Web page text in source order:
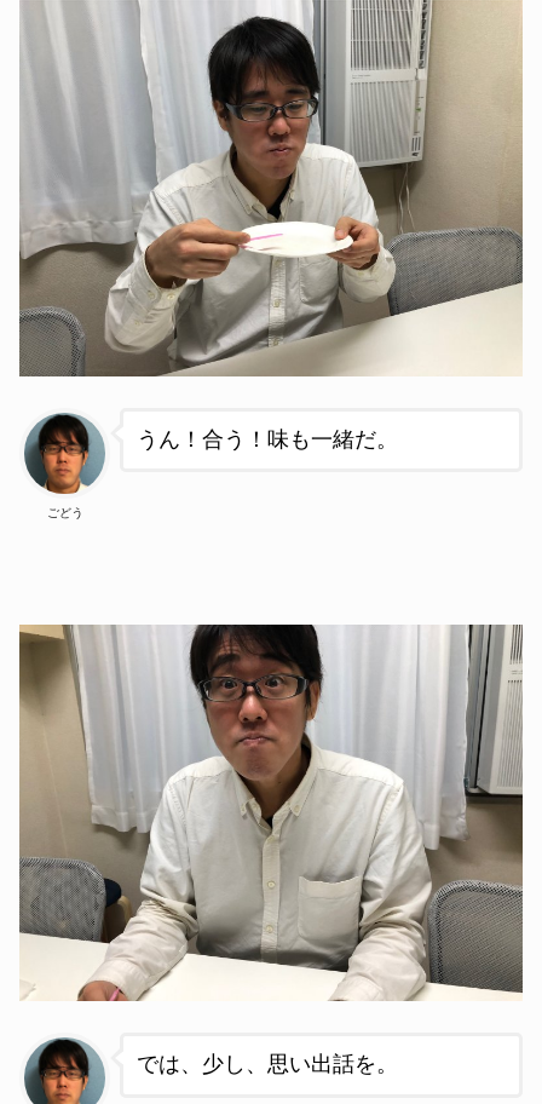
ごどう
うん！合う！味も一緒だ。
では、少し、思い出話を。